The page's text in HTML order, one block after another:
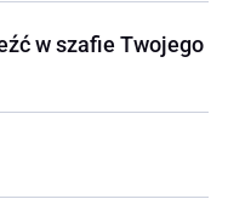
w szafie Twojego